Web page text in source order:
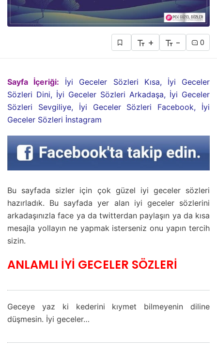
+ - 0
Sayfa İçeriği:
İyi Geceler Sözleri Kısa, İyi Geceler
Sözleri Dini, İyi Geceler Sözleri Arkadaşa, İyi Geceler
Sözleri Sevgiliye, İyi Geceler Sözleri Facebook, İyi
Geceler Sözleri İnstagram
Bu sayfada sizler için çok güzel iyi geceler sözleri
hazırladık. Bu sayfada yer alan iyi geceler sözlerini
arkadaşınızla face ya da twitterdan paylaşın ya da kısa
mesajla yollayın ne yapmak isterseniz onu yapın tercih
sizin.
ANLAMLI İYİ GECELER SÖZLERİ
Geceye yaz ki kederini kıymet bilmeyenin diline
düşmesin. İyi geceler…